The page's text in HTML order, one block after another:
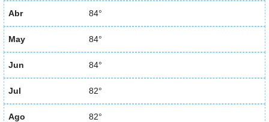
Abr 84°
May 84°
Jun 84°
Jul 82°
Ago 82°